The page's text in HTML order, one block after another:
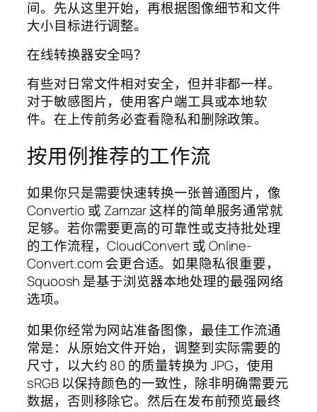
间。先从这里开始，再根据图像细节和文件
大小目标进行调整。
在线转换器安全吗？
有些对日常文件相对安全，但并非都一样。
对于敏感图片，使用客户端工具或本地软
件。在上传前务必查看隐私和删除政策。
按用例推荐的工作流
如果你只是需要快速转换一张普通图片，像
Convertio 或 Zamzar 这样的简单服务通常就
足够。若你需要更高的可靠性或支持批处理
的工作流程，CloudConvert 或 Online-
Convert.com 会更合适。如果隐私很重要，
Squoosh 是基于浏览器本地处理的最强网络
选项。
如果你经常为网站准备图像，最佳工作流通
常是：从原始文件开始，调整到实际需要的
尺寸，以大约 80 的质量转换为 JPG，使用
sRGB 以保持颜色的一致性，除非明确需要元
数据，否则移除它。然后在发布前预览最终